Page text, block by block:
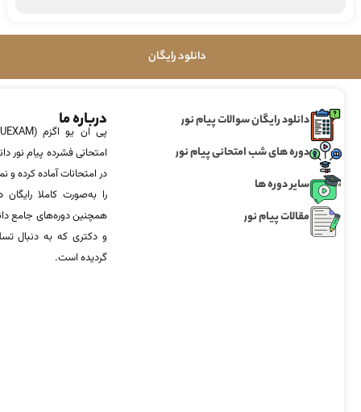
دانلود رایگان
دانلود رایگان سوالات پیام نور
دوره های شب امتحانی پیام نور
سایر دوره ها
مقالات پیام نور
درباره ما
امتحانی فشرده پیام نور
در امتحانات آماده‌ کرده
را به‌صورت کاملا
همچنین دوره‌های جامع
و دکتری که به دنبال
گردیده است.